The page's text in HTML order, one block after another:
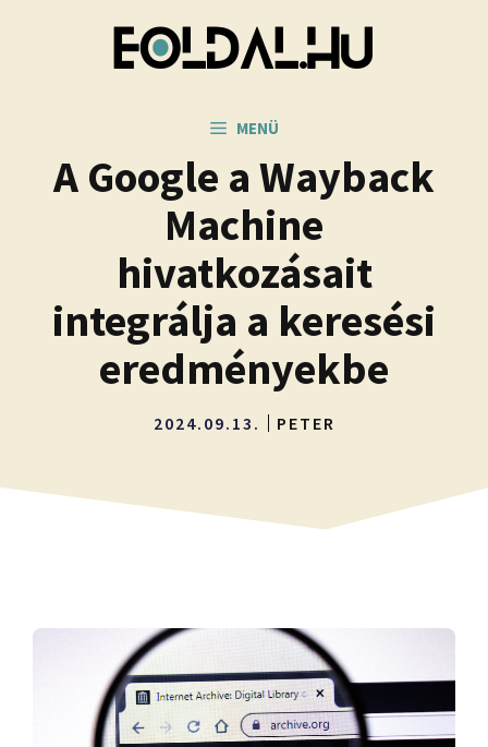
MENÜ
A Google a Wayback
Machine
hivatkozásait
integrálja a keresési
eredményekbe
2024.09.13. PETER